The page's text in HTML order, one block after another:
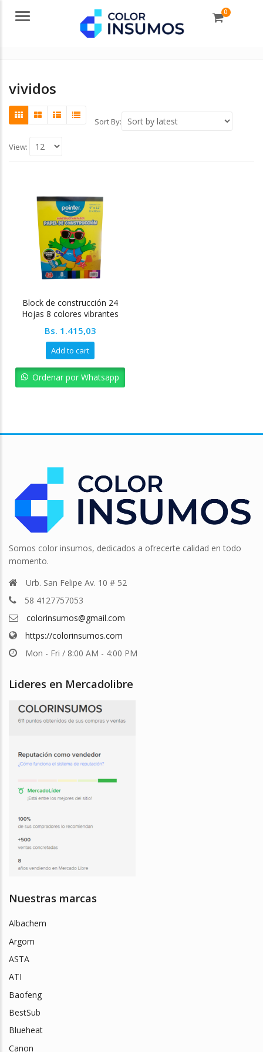
Menu 0
vividos
Sort By:
View:
Block de construcción 24
Hojas 8 colores vibrantes
Bs. 1.415,03
Add to cart
Ordenar por Whatsapp
Somos color insumos, dedicados a ofrecerte calidad en todo
momento.
Urb. San Felipe Av. 10 # 52
58 4127757053
colorinsumos@gmail.com
https://colorinsumos.com
Mon - Fri / 8:00 AM - 4:00 PM
Lideres en Mercadolibre
Nuestras marcas
Albachem
Argom
ASTA
ATI
Baofeng
BestSub
Blueheat
Canon